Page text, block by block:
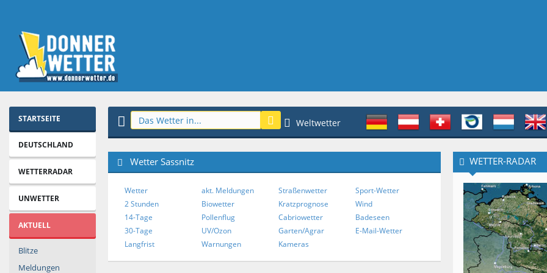
STARTSEITE
DEUTSCHLAND
WETTERRADAR
UNWETTER
AKTUELL
Blitze
Meldungen
Weltwetter
Wetter Sassnitz
Wetter
2 Stunden
14-Tage
30-Tage
Langfrist
akt. Meldungen
Biowetter
Pollenflug
UV/Ozon
Warnungen
Straßenwetter
Kratzprognose
Cabriowetter
Garten/Agrar
Kameras
Sport-Wetter
Wind
Badeseen
E-Mail-Wetter
WETTER-RADAR